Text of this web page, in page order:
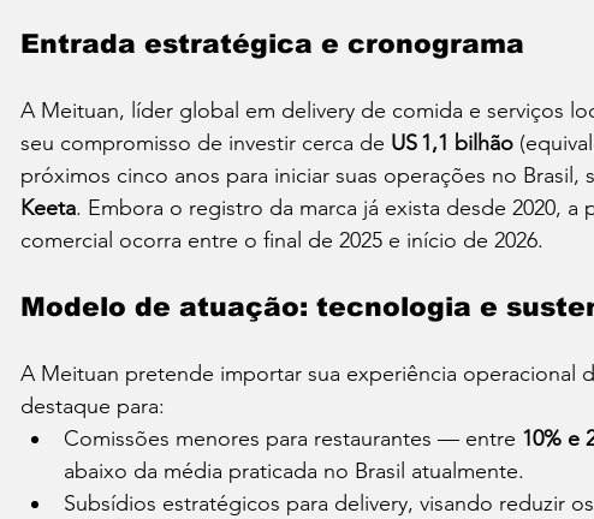
Entrada estratégica e cronograma
A Meituan, líder global em delivery de comida e serviços
seu compromisso de investir cerca de US 1,1 bilhão
próximos cinco anos para iniciar suas operações no Brasil,
Keeta. Embora o registro da marca já exista desde 2020,
comercial ocorra entre o final de 2025 e início de 2026.
Modelo de atuação: tecnologia e
A Meituan pretende importar sua experiência operacional
destaque para:
Comissões menores para restaurantes — entre 10% e
abaixo da média praticada no Brasil atualmente.
Subsídios estratégicos para delivery, visando reduzir